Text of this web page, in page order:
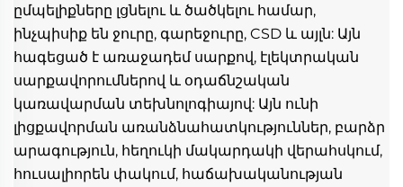
ըմպելիքները լցնելու և ծածկելու համար,
ինչպիսիք են ջուրը, գարեջուրը, CSD և այլն: Այն
հագեցած է առաջադեմ սարքով, էլեկտրական
սարքավորումներով և օդաճնշական
կառավարման տեխնոլոգիայով: Այն ունի
լիցքավորման առանձնահատկություններ, բարձր
արագություն, հեղուկի մակարդակի վերահսկում,
հուսալիորեն փակում, հաճախականության